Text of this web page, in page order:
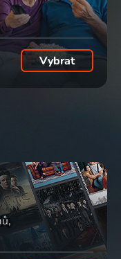
Vybrat